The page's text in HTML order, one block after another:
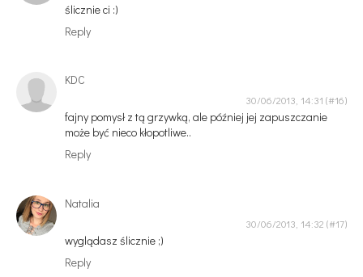
ślicznie ci :)
Reply
KDC
30/06/2013, 14:31
fajny pomysł z tą grzywką, ale później jej zapuszczanie
może być nieco kłopotliwe..
Reply
Natalia
30/06/2013, 14:32
wyglądasz ślicznie ;)
Reply